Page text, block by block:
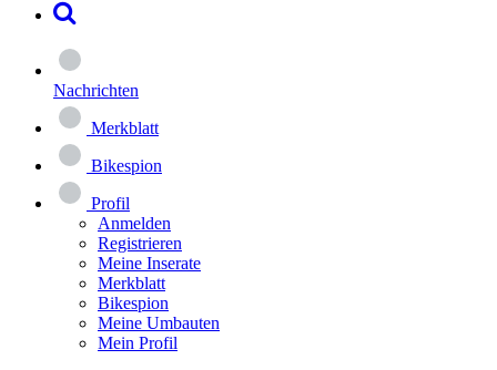
Nachrichten
Merkblatt
Bikespion
Profil
Anmelden
Registrieren
Meine Inserate
Merkblatt
Bikespion
Meine Umbauten
Mein Profil